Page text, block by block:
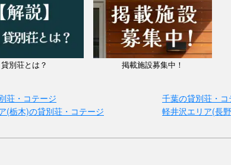
貸別荘とは？ 掲載施設募集中！
荘・コテージ
千葉の貸別荘・コ
(栃木)の貸別荘・コテージ
軽井沢エリア(長